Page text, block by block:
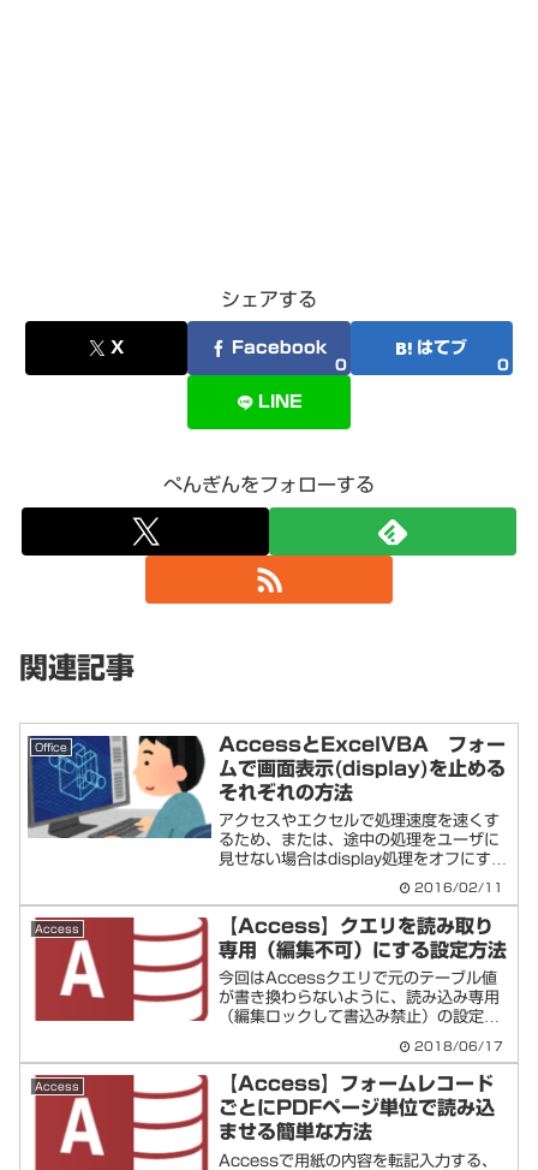
シェアする
X Facebook
0
はてブ
0
LINE
ぺんぎんをフォローする
関連記事
Office
AccessとExcelVBA フォー
ムで画面表示(display)を止める
それぞれの方法
アクセスやエクセルで処理速度を速くす
るため、または、途中の処理をユーザに
見せない場合はdisplay処理をオフにする
2016/02/11
Access
【Access】クエリを読み取り
専用（編集不可）にする設定方法
今回はAccessクエリで元のテーブル値
が書き換わらないように、読み込み専用
（編集ロックして書込み禁止）の設定を
専用（編集ロック）にする設定クエリの
デザインビューでテーブルではないとこ
ろをクリックしプ...
2018/06/17
Access
【Access】フォームレコード
ごとにPDFページ単位で読み込
ませる簡単な方法
Accessで用紙の内容を転記入力する、